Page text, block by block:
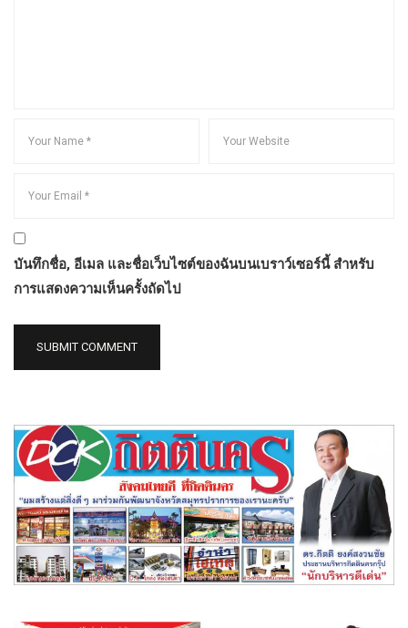
บันทึกชื่อ, อีเมล และชื่อเว็บไซต์ของฉันบนเบราว์เซอร์นี้ สำหรับ
การแสดงความเห็นครั้งถัดไป